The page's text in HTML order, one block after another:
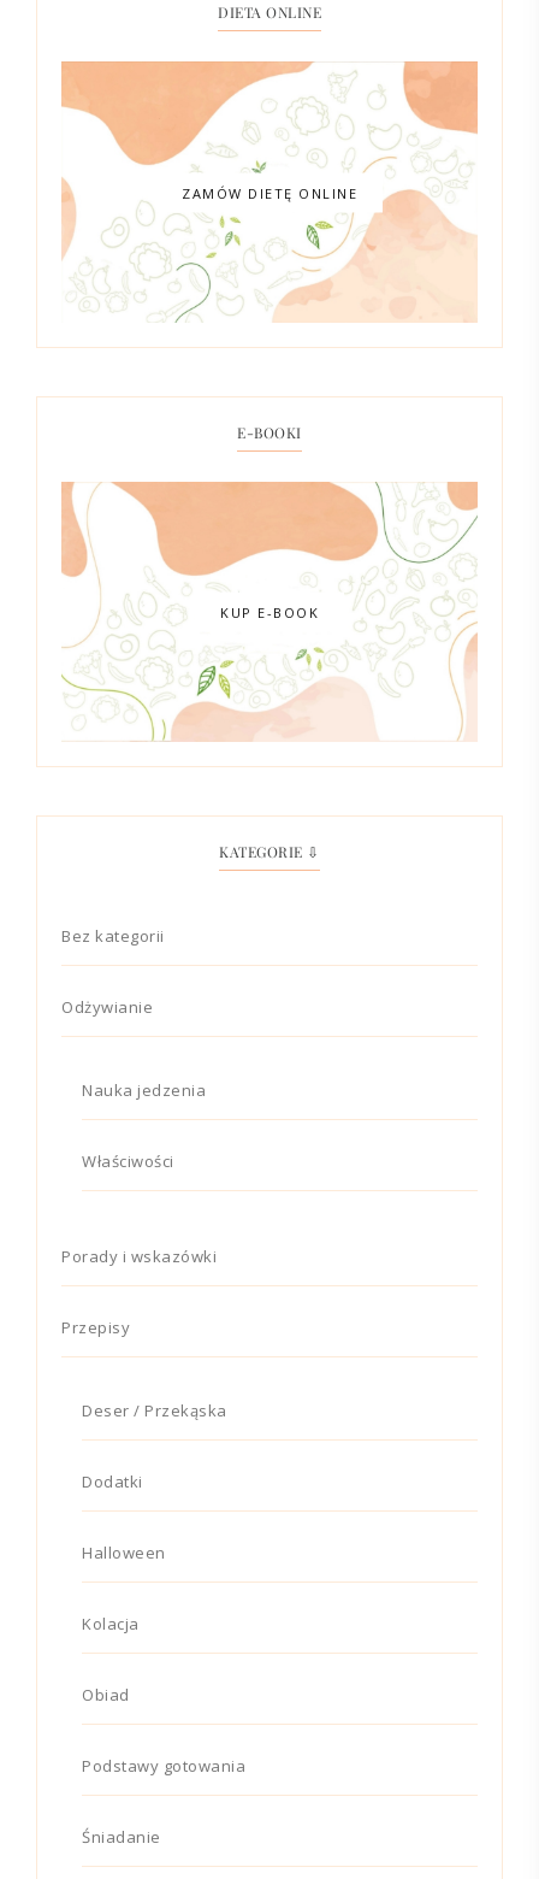
DIETA ONLINE
ZAMÓW DIETĘ ONLINE
E-BOOKI
KUP E-BOOK
KATEGORIE ⇩
Bez kategorii
Odżywianie
Nauka jedzenia
Właściwości
Porady i wskazówki
Przepisy
Deser / Przekąska
Dodatki
Halloween
Kolacja
Obiad
Podstawy gotowania
Śniadanie